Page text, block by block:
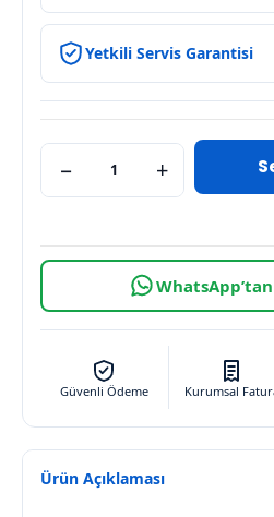
Yetkili Servis Garantisi
− +
Güvenli Ödeme Kurumsal
Ürün Açıklaması